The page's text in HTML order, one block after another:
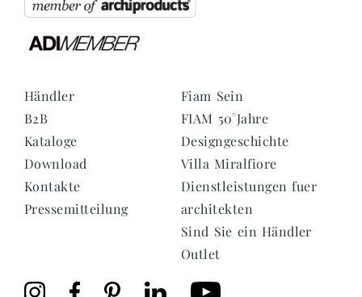
Händler
B2B
Kataloge
Download
Kontakte
Pressemitteilung
Fiam Sein
FIAM 50°Jahre
Designgeschichte
Villa Miralfiore
Dienstleistungen fuer
architekten
Sind Sie ein Händler
Outlet